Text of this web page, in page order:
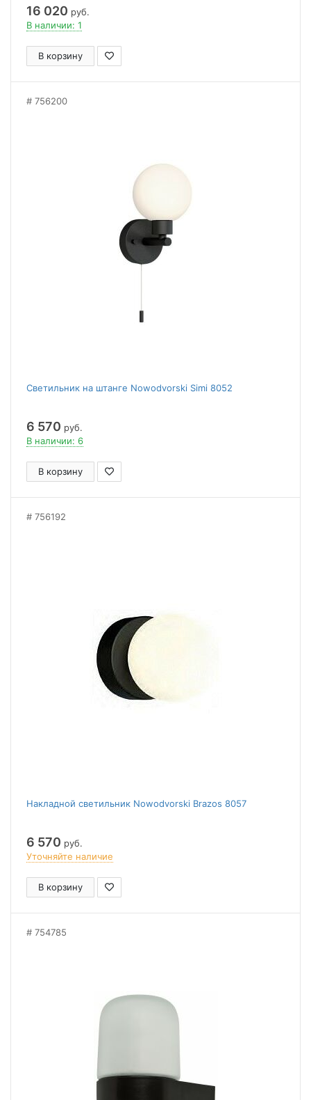
16 020 руб.
В наличии: 1
В корзину
756200
Светильник на штанге Nowodvorski Simi 8052
6 570 руб.
В наличии: 6
В корзину
756192
Накладной светильник Nowodvorski Brazos 8057
6 570 руб.
Уточняйте наличие
В корзину
754785